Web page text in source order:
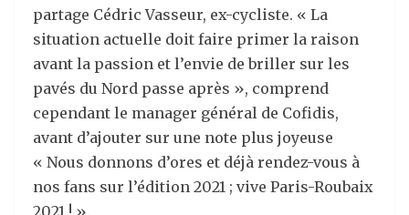
partage Cédric Vasseur, ex-cycliste. « La
situation actuelle doit faire primer la raison
avant la passion et l’envie de briller sur les
pavés du Nord passe après », comprend
cependant le manager général de Cofidis,
avant d’ajouter sur une note plus joyeuse
« Nous donnons d’ores et déjà rendez-vous à
nos fans sur l’édition 2021 ; vive Paris-Roubaix
2021 ! ».